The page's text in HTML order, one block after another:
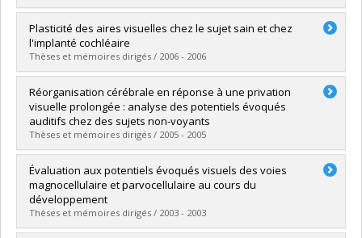
Graduate :Goldstein, Rachel
Cycle :Master's
Grade :M. Sc.
Lien vers le document dans Papyrus
Plasticité des aires visuelles chez le sujet sain et chez
l'implanté cochléaire
Thèses et mémoires dirigés / 2006 - 2006
Graduate :Doucet, Marie-Ève
Cycle :Doctoral
Grade : Ph. D.
Lien vers le document dans Papyrus
Réorganisation cérébrale en réponse à une privation
visuelle prolongée : analyse des potentiels évoqués
auditifs chez des sujets non-voyants
Thèses et mémoires dirigés / 2005 - 2005
Graduate :Leclerc, Charles
Cycle :Doctoral
Grade :Ph. D.
Lien vers le document dans Papyrus
Évaluation aux potentiels évoqués visuels des voies
magnocellulaire et parvocellulaire au cours du
développement
Thèses et mémoires dirigés / 2003 - 2003